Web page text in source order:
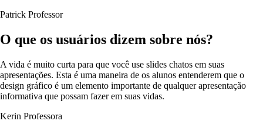
Patrick Professor
O que os usuários dizem sobre nós?
A vida é muito curta para que você use slides chatos em suas
apresentações. Esta é uma maneira de os alunos entenderem que o
design gráfico é um elemento importante de qualquer apresentação
informativa que possam fazer em suas vidas.
Kerin Professora